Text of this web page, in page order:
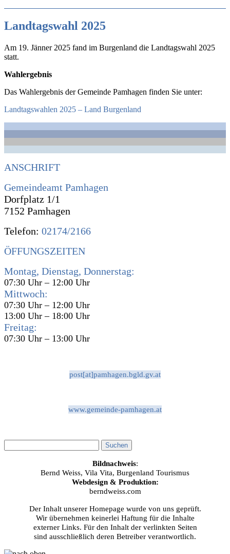
Landtagswahl 2025
Am 19. Jänner 2025 fand im Burgenland die Landtagswahl 2025
statt.
Wahlergebnis
Das Wahlergebnis der Gemeinde Pamhagen finden Sie unter:
Landtagswahlen 2025 – Land Burgenland
ANSCHRIFT
Gemeindeamt Pamhagen
Dorfplatz 1/1
7152 Pamhagen
Telefon: 02174/2166
ÖFFUNGSZEITEN
Montag, Dienstag, Donnerstag:
07:30 Uhr – 12:00 Uhr
Mittwoch:
07:30 Uhr – 12:00 Uhr
13:00 Uhr – 18:00 Uhr
Freitag:
07:30 Uhr – 13:00 Uhr
post[at]pamhagen.bgld.gv.at
www.gemeinde-pamhagen.at
Bildnachweis:
Bernd Weiss, Vila Vita, Burgenland Tourismus
Webdesign & Produktion:
berndweiss.com
Der Inhalt unserer Homepage wurde von uns geprüft.
Wir übernehmen keinerlei Haftung für die Inhalte
externer Links. Für den Inhalt der verlinkten Seiten
sind ausschließlich deren Betreiber verantwortlich.